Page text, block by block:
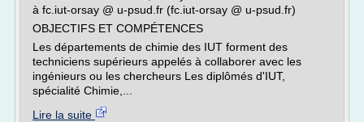
à fc.iut-orsay @ u-psud.fr (fc.iut-orsay @ u-psud.fr)
OBJECTIFS ET COMPÉTENCES
Les départements de chimie des IUT forment des
techniciens supérieurs appelés à collaborer avec les
ingénieurs ou les chercheurs Les diplômés d'IUT,
spécialité Chimie,...
Lire la suite